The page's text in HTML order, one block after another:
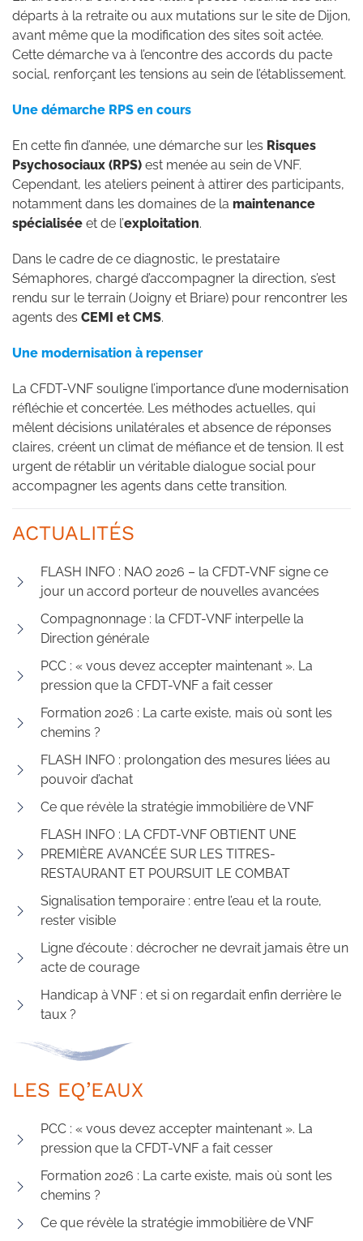
départs à la retraite ou aux mutations sur le site de Dijon,
avant même que la modification des sites soit actée.
Cette démarche va à l’encontre des accords du pacte
social, renforçant les tensions au sein de l’établissement.
Une démarche RPS en cours
En cette fin d’année, une démarche sur les Risques
Psychosociaux (RPS) est menée au sein de VNF.
Cependant, les ateliers peinent à attirer des participants,
notamment dans les domaines de la maintenance
spécialisée et de l’exploitation.
Dans le cadre de ce diagnostic, le prestataire
Sémaphores, chargé d’accompagner la direction, s’est
rendu sur le terrain (Joigny et Briare) pour rencontrer les
agents des CEMI et CMS.
Une modernisation à repenser
La CFDT-VNF souligne l’importance d’une modernisation
réfléchie et concertée. Les méthodes actuelles, qui
mêlent décisions unilatérales et absence de réponses
claires, créent un climat de méfiance et de tension. Il est
urgent de rétablir un véritable dialogue social pour
accompagner les agents dans cette transition.
ACTUALITÉS
FLASH INFO : NAO 2026 – la CFDT-VNF signe ce
jour un accord porteur de nouvelles avancées
Compagnonnage : la CFDT-VNF interpelle la
Direction générale
PCC : « vous devez accepter maintenant ». La
pression que la CFDT-VNF a fait cesser
Formation 2026 : La carte existe, mais où sont les
chemins ?
FLASH INFO : prolongation des mesures liées au
pouvoir d’achat
Ce que révèle la stratégie immobilière de VNF
FLASH INFO : LA CFDT-VNF OBTIENT UNE
PREMIÈRE AVANCÉE SUR LES TITRES-
RESTAURANT ET POURSUIT LE COMBAT
Signalisation temporaire : entre l’eau et la route,
rester visible
Ligne d’écoute : décrocher ne devrait jamais être un
acte de courage
Handicap à VNF : et si on regardait enfin derrière le
taux ?
LES EQ’EAUX
PCC : « vous devez accepter maintenant ». La
pression que la CFDT-VNF a fait cesser
Formation 2026 : La carte existe, mais où sont les
chemins ?
Ce que révèle la stratégie immobilière de VNF